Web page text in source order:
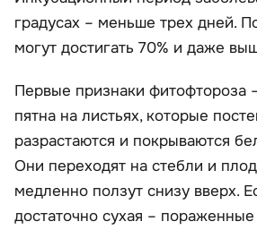
градусах – меньше трех дней.
могут достигать 70% и даже
Первые признаки фитофтороза
пятна на листьях, которые
разрастаются и покрываются
Они переходят на стебли и
медленно ползут снизу вверх.
достаточно сухая –